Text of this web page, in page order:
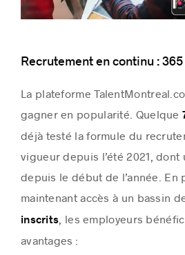
Recrutement en continu :
La plateforme
gagner en popularité. Quelque
déjà testé la formule du
vigueur depuis l’été 2021, dont
depuis le début de l’année. En
maintenant accès à un bassin
inscrits, les employeurs
avantages :